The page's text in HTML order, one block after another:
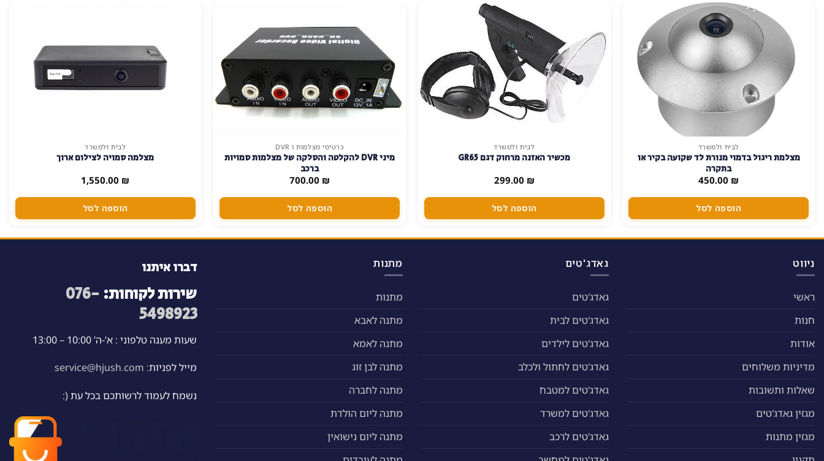
לבית ולמשרד
מצלמת ריגול בדמוי מנורת לד שקועה בקיר או
בתקרה
450.00 ₪
הוספה לסל
לבית ולמשרד
מכשיר האזנה מרחוק דגם GR65
299.00 ₪
הוספה לסל
כרטיסי מצלמות ו DVR
מיני DVR להקלטה והסלקה של מצלמות סמויות
ברכב
700.00 ₪
הוספה לסל
לבית ולמשרד
מצלמה סמויה לצילום ארוך
1,550.00 ₪
הוספה לסל
ניווט
ראשי
חנות
אודות
מדיניות משלוחים
שאלות ותשובות
מגזין גאדג'טים
מגזין מתנות
גאדג'טים
גאדג'טים
גאדג'טים לבית
גאדג'טים לילדים
גאדג'טים לחתול ולכלב
גאדג'טים למטבח
גאדג'טים למשרד
גאדג'טים לרכב
מתנות
מתנות
מתנה לאבא
מתנה לאמא
מתנה לבן זוג
מתנה לחברה
מתנה ליום הולדת
מתנה ליום נישואין
דברו איתנו
שירות לקוחות: 076-
5498923
שעות מענה טלפוני : א’-ה’ 10:00 – 13:00
מייל לפניות: service@hjush.com
נשמח לעמוד לרשותכם בכל עת (: